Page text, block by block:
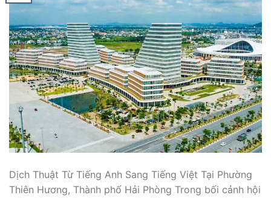
Dịch Thuật Từ Tiếng Anh Sang Tiếng Việt Tại Phường
Thiên Hương, Thành phố Hải Phòng Trong bối cảnh hội